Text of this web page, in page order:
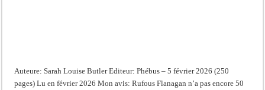
Auteure: Sarah Louise Butler Editeur: Phébus – 5 février 2026 (250
pages) Lu en février 2026 Mon avis: Rufous Flanagan n’a pas encore 50